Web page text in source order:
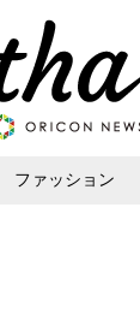
ファッション